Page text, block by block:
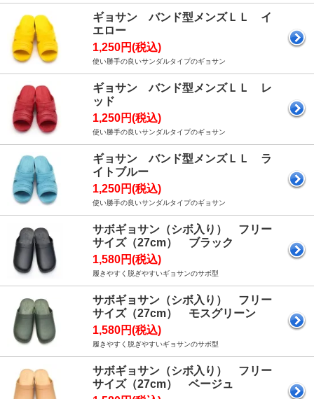
ギョサン バンド型メンズＬＬ イ
エロー
1,250円(税込)
使い勝手の良いサンダルタイプのギョサン
ギョサン バンド型メンズＬＬ レ
ッド
1,250円(税込)
使い勝手の良いサンダルタイプのギョサン
ギョサン バンド型メンズＬＬ ラ
イトブルー
1,250円(税込)
使い勝手の良いサンダルタイプのギョサン
サボギョサン（シボ入り） フリー
サイズ（27cm） ブラック
1,580円(税込)
履きやすく脱ぎやすいギョサンのサボ型
サボギョサン（シボ入り） フリー
サイズ（27cm） モスグリーン
1,580円(税込)
履きやすく脱ぎやすいギョサンのサボ型
サボギョサン（シボ入り） フリー
サイズ（27cm） ベージュ